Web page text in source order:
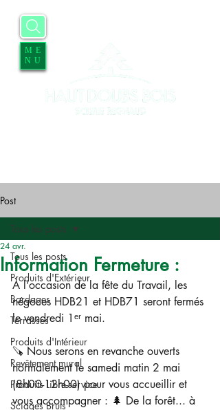
ME
NU
Post
Tous les posts
Produits d'Extérieur
Bardages
Terrasses
Produits d'Intérieur
Revêtement mural
Produits Libre-service
Sciages Bruts
Tous les posts
Information Fermeture :
24 avr.
À l’occasion de la fête du Travail, les
négoces HDB21 et HDB71 seront fermés
le vendredi 1ᵉʳ mai.
🪚 Nous serons en revanche ouverts
normalement le samedi matin 2 mai
(8h00-12h00) pour vous accueillir et
vous accompagner : 🌲 De la forêt... à